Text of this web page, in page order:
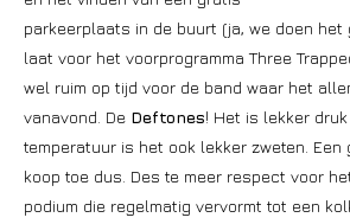
parkeerplaats in de buurt (ja, we doen het
laat voor het voorprogramma Three
wel ruim op tijd voor de band waar het
vanavond. De Deftones! Het is lekker
temperatuur is het ook lekker zweten.
koop toe dus. Des te meer respect voor
podium die regelmatig vervormt tot een